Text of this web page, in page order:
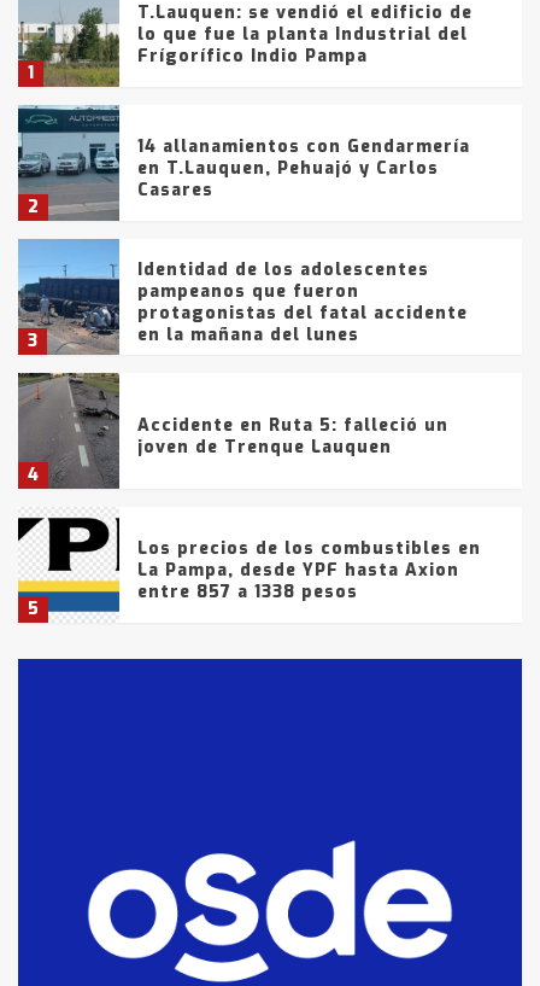
1
T.Lauquen: se vendió el edificio de
lo que fue la planta Industrial del
Frígorífico Indio Pampa
2
14 allanamientos con Gendarmería
en T.Lauquen, Pehuajó y Carlos
Casares
3
Identidad de los adolescentes
pampeanos que fueron
protagonistas del fatal accidente
en la mañana del lunes
4
Accidente en Ruta 5: falleció un
joven de Trenque Lauquen
5
Los precios de los combustibles en
La Pampa, desde YPF hasta Axion
entre 857 a 1338 pesos
fueron detenidos por
comercialización de drogas en la
tarde del sábado
T.Lauquen: se vendió el edificio de
lo que fue la planta Industrial del